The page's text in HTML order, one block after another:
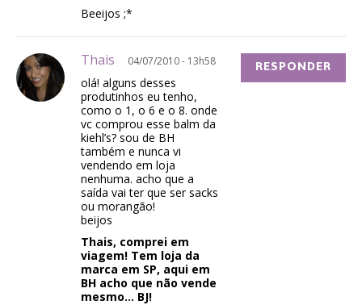
Beeijos ;*
Thais 04/07/2010 - 13h58
olá! alguns desses
produtinhos eu tenho,
como o 1, o 6 e o 8. onde
vc comprou esse balm da
kiehl’s? sou de BH
também e nunca vi
vendendo em loja
nenhuma. acho que a
saída vai ter que ser sacks
ou morangão!
beijos
Thais, comprei em
viagem! Tem loja da
marca em SP, aqui em
BH acho que não vende
mesmo… BJ!
RESPONDER